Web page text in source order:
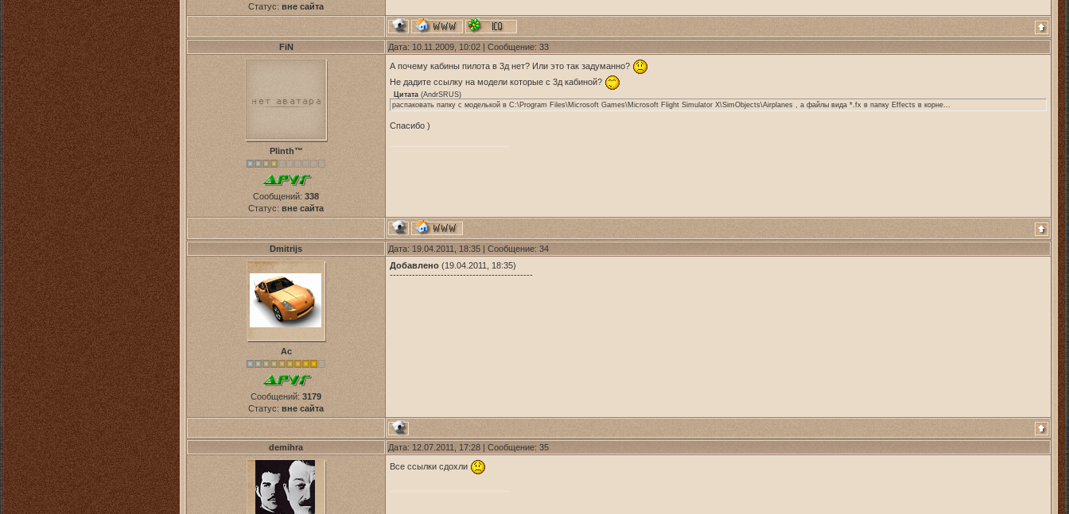
Статус: вне сайта
FiN Дата: 10.11.2009, 10:02 | Сообщение: 33
Plinth™
Сообщений: 338
Статус: вне сайта
А почему кабины пилота в 3д нет? Или это так задуманно?
Не дадите ссылку на модели которые с 3д кабиной?
Цитата (AndrSRUS)
распаковать папку с моделькой в C:\Program Files\Microsoft Games\Microsoft Flight Simulator X\SimObjects\Airplanes , а файлы вида *.fx в папку Effects в корне...
Спасибо )
Dmitrijs Дата: 19.04.2011, 18:35 | Сообщение: 34
Ас
Сообщений: 3179
Статус: вне сайта
Добавлено (19.04.2011, 18:35)
---------------------------------------------
demihra Дата: 12.07.2011, 17:28 | Сообщение: 35
Все ссылки сдохли